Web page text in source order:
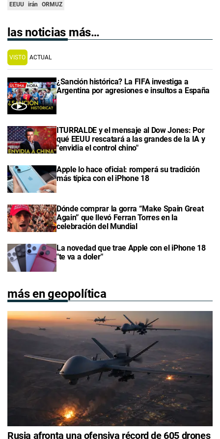
EEUU irán ORMUZ
las noticias más…
VISTO ACTUAL
¿Sanción histórica? La FIFA investiga a
Argentina por agresiones e insultos a España
ITURRALDE y el mensaje al Dow Jones: Por
qué EEUU rescatará a las grandes de la IA y
"envidia el control chino"
Apple lo hace oficial: romperá su tradición
más típica con el iPhone 18
Dónde comprar la gorra “Make Spain Great
Again” que llevó Ferran Torres en la
celebración del Mundial
La novedad que trae Apple con el iPhone 18
"te va a doler"
más en geopolítica
Rusia afronta una ofensiva récord de 605 drones